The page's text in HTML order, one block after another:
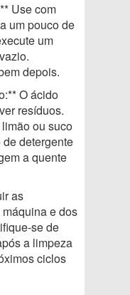
Use com
um pouco de
um
depois.
O ácido
resíduos.
ou suco
detergente
a quente
as
e dos
se de
a limpeza
ciclos